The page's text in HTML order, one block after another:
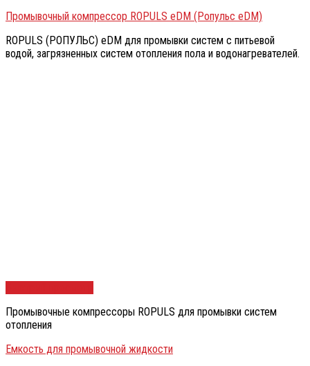
Промывочный компрессор ROPULS eDM (Ропульс eDM)
ROPULS (РОПУЛЬС) eDM для промывки систем с питьевой
водой, загрязненных систем отопления пола и водонагревателей.
Промывочные компрессоры ROPULS для промывки систем
отопления
Емкость для промывочной жидкости